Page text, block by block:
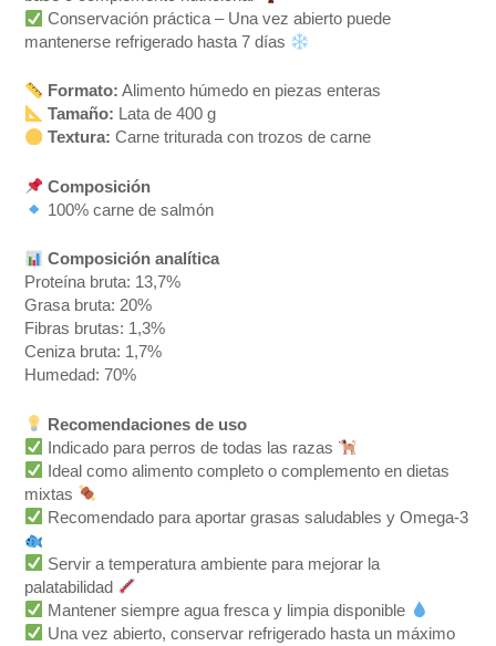
Conservación práctica – Una vez abierto puede
mantenerse refrigerado hasta 7 días
Formato: Alimento húmedo en piezas enteras
Tamaño: Lata de 400 g
Textura: Carne triturada con trozos de carne
Composición
100% carne de salmón
Composición analítica
Proteína bruta: 13,7%
Grasa bruta: 20%
Fibras brutas: 1,3%
Ceniza bruta: 1,7%
Humedad: 70%
Recomendaciones de uso
Indicado para perros de todas las razas
Ideal como alimento completo o complemento en dietas
mixtas
Recomendado para aportar grasas saludables y Omega-3
Servir a temperatura ambiente para mejorar la
palatabilidad
Mantener siempre agua fresca y limpia disponible
Una vez abierto, conservar refrigerado hasta un máximo